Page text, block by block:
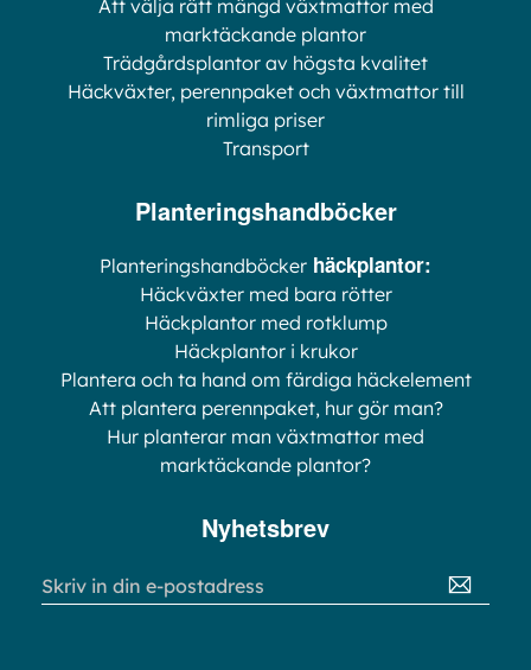
Att välja rätt mängd växtmattor med
marktäckande plantor
Trädgårdsplantor av högsta kvalitet
Häckväxter, perennpaket och växtmattor till
rimliga priser
Transport
Planteringshandböcker
Planteringshandböcker häckplantor:
Häckväxter med bara rötter
Häckplantor med rotklump
Häckplantor i krukor
Plantera och ta hand om färdiga häckelement
Att plantera perennpaket, hur gör man?
Hur planterar man växtmattor med
marktäckande plantor?
Nyhetsbrev
Up